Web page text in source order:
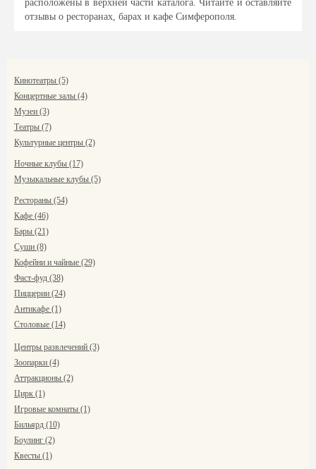
расположены в верхней части каталога. Читайте и оставляйте
отзывы о ресторанах, барах и кафе Симферополя.
Кинотеатры (5)
Концертные залы (4)
Музеи (3)
Театры (7)
Культурные центры (2)
Ночные клубы (17)
Музыкальные клубы (5)
Рестораны (54)
Кафе (46)
Бары (21)
Суши (8)
Кофейни и чайные (29)
Фаст-фуд (38)
Пиццерии (24)
Антикафе (1)
Столовые (14)
Центры развлечений (3)
Зоопарки (4)
Аттракционы (2)
Цирк (1)
Игровые комнаты (1)
Бильярд (10)
Боулинг (2)
Квесты (1)